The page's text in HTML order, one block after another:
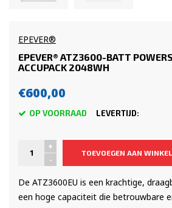
EPEVER®
EPEVER® ATZ3600-BATT
ACCUPACK 2048WH
€600,00
OP VOORRAAD LEVERTIJD:
+
-
TOEVOEGEN AAN
De ATZ3600EU is een krachtige,
een hoge capaciteit die betrouwbare